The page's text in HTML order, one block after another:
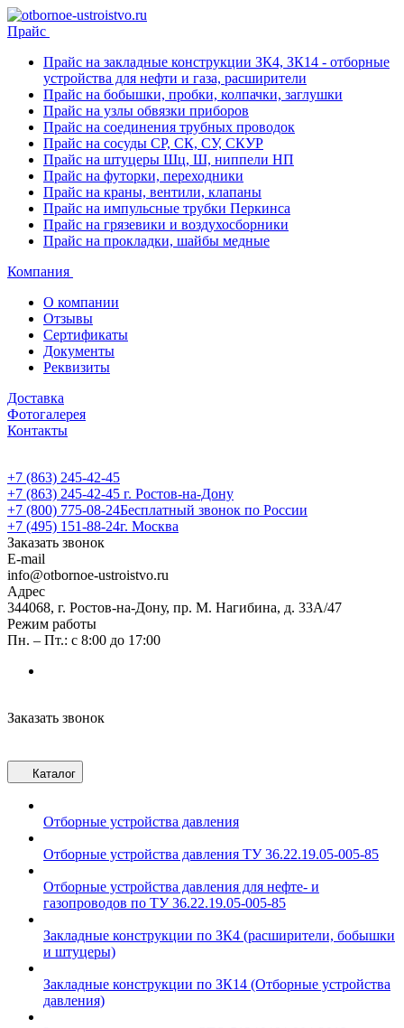
Прайс
Прайс на закладные конструкции ЗК4, ЗК14 - отборные
устройства для нефти и газа, расширители
Прайс на бобышки, пробки, колпачки, заглушки
Прайс на узлы обвязки приборов
Прайс на соединения трубных проводок
Прайс на сосуды СР, СК, СУ, СКУР
Прайс на штуцеры Шц, Ш, ниппели НП
Прайс на футорки, переходники
Прайс на краны, вентили, клапаны
Прайс на импульсные трубки Перкинса
Прайс на грязевики и воздухосборники
Прайс на прокладки, шайбы медные
Компания
О компании
Отзывы
Сертификаты
Документы
Реквизиты
Доставка
Фотогалерея
Контакты
+7 (863) 245-42-45
+7 (863) 245-42-45 г. Ростов-на-Дону
+7 (800) 775-08-24Бесплатный звонок по России
+7 (495) 151-88-24г. Москва
Заказать звонок
E-mail
info@otbornoe-ustroistvo.ru
Адрес
344068, г. Ростов-на-Дону, пр. М. Нагибина, д. 33А/47
Режим работы
Пн. – Пт.: с 8:00 до 17:00
Заказать звонок
Каталог
Отборные устройства давления
Отборные устройства давления ТУ 36.22.19.05-005-85
Отборные устройства давления для нефте- и
газопроводов по ТУ 36.22.19.05-005-85
Закладные конструкции по ЗК4 (расширители, бобышки
и штуцеры)
Закладные конструкции по ЗК14 (Отборные устройства
давления)